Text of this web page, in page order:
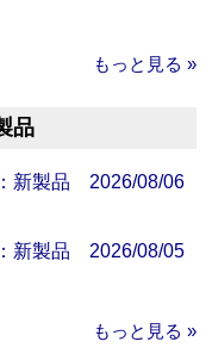
もっと見る »
品
新製品 2026/08/06
新製品 2026/08/05
もっと見る »